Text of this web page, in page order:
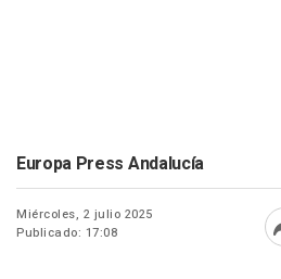
Europa Press Andalucía
Miércoles, 2 julio 2025
Publicado: 17:08